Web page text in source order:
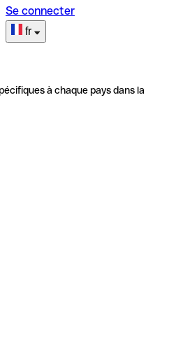
Se connecter
fr
à chaque pays dans la